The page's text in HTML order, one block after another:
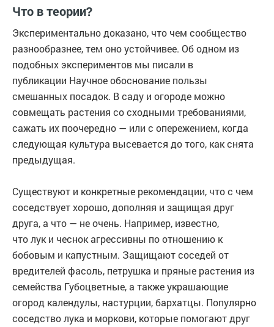
Что в теории?
Экспериментально доказано, что чем сообщество
разнообразнее, тем оно устойчивее. Об одном из
подобных экспериментов мы писали в
публикации Научное обоснование пользы
смешанных посадок. В саду и огороде можно
совмещать растения со сходными требованиями,
сажать их поочередно — или с опережением, когда
следующая культура высевается до того, как снята
предыдущая.
Существуют и конкретные рекомендации, что с чем
соседствует хорошо, дополняя и защищая друг
друга, а что — не очень. Например, известно,
что лук и чеснок агрессивны по отношению к
бобовым и капустным. Защищают соседей от
вредителей фасоль, петрушка и пряные растения из
семейства Губоцветные, а также украшающие
огород календулы, настурции, бархатцы. Популярно
соседство лука и моркови, которые помогают друг